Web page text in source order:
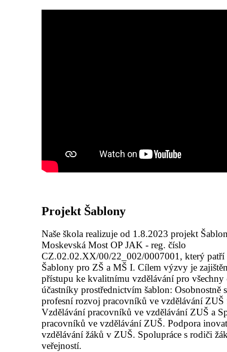
Projekt Šablony
Naše škola realizuje od 1.8.2023 projekt
Moskevská Most OP JAK - reg. číslo
CZ.02.02.XX/00/22_002/0007001, který
Šablony pro ZŠ a MŠ I. Cílem výzvy je
přístupu ke kvalitnímu vzdělávání pro všechny
účastníky prostřednictvím šablon: Osobnostně
profesní rozvoj pracovníků ve vzdělávání
Vzdělávání pracovníků ve vzdělávání ZUŠ a
pracovníků ve vzdělávání ZUŠ. Podpora
vzdělávání žáků v ZUŠ. Spolupráce s rodiči
veřejností.